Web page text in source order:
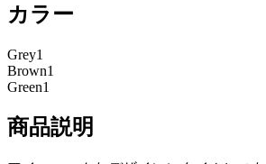
カラー
Grey1
Brown1
Green1
商品説明